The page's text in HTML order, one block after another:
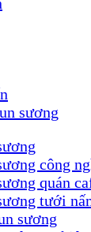
sương
công
quán
tưới
sương